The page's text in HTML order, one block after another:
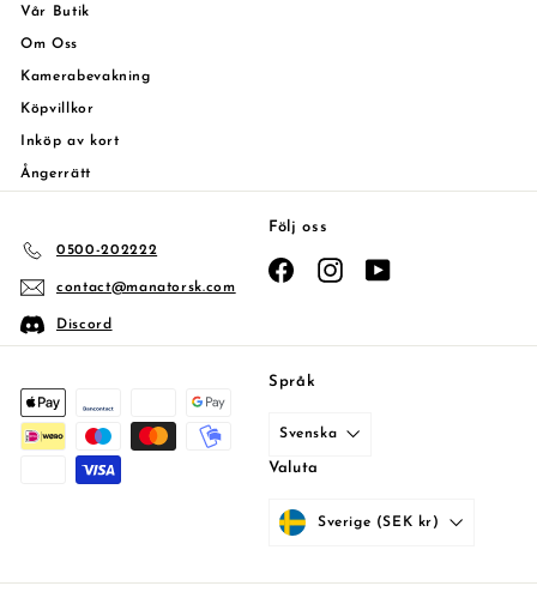
Vår Butik
Om Oss
Kamerabevakning
Köpvillkor
Inköp av kort
Ångerrätt
0500-202222
contact@manatorsk.com
Discord
Följ oss
FacebookInstagram
Språk
Svenska
Valuta
Sverige (SEK kr)